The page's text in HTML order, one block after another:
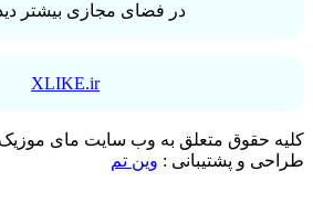
در فضای مجازی بیشتر
XLIKE.ir
کلیه حقوق متعلق به وب سایت مای موزیک
طراحی و پشتیبانی : وین تم